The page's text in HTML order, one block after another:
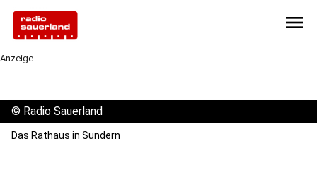
menu
Anzeige
© Radio Sauerland
Das Rathaus in Sundern